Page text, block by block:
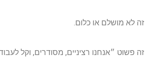
זה לא מושלם או כלום.
זה פשוט ״אנחנו רציניים, מסודרים, וקל